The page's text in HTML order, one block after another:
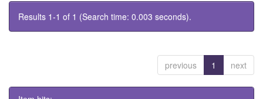
Results 1-1 of 1 (Search time: 0.003 seconds).
previous 1 next